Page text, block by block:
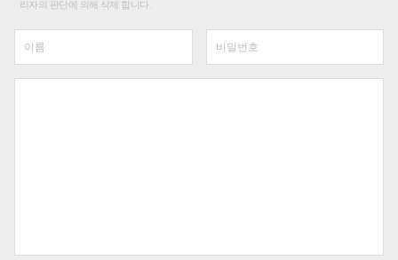
리자의 판단에 의해 삭제 합니다.